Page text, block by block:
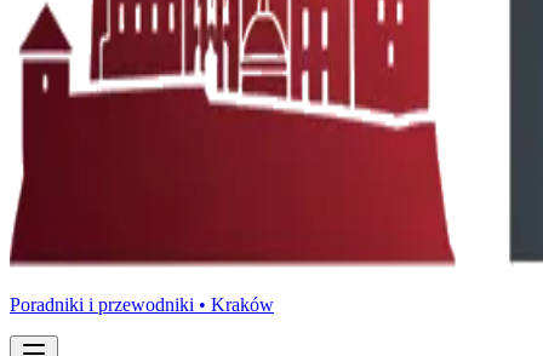
Poradniki i przewodniki • Kraków